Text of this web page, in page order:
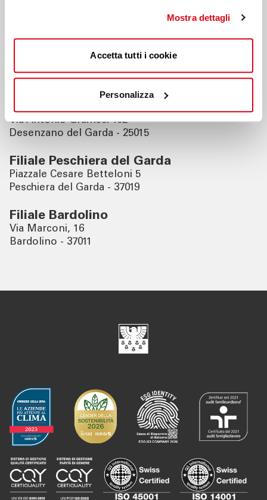
Mostra dettagli
Accetta tutti i cookie
Personalizza
Nahegelegene Filialen
Crema - 26013
Filiale Desenzano del Garda
Via Antonio Gramsci 102
Desenzano del Garda - 25015
Filiale Peschiera del Garda
Piazzale Cesare Betteloni 5
Peschiera del Garda - 37019
Filiale Bardolino
Via Marconi, 16
Bardolino - 37011